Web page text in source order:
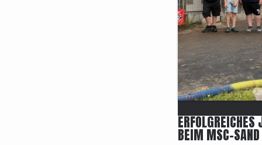
BEIM MSC-SAND